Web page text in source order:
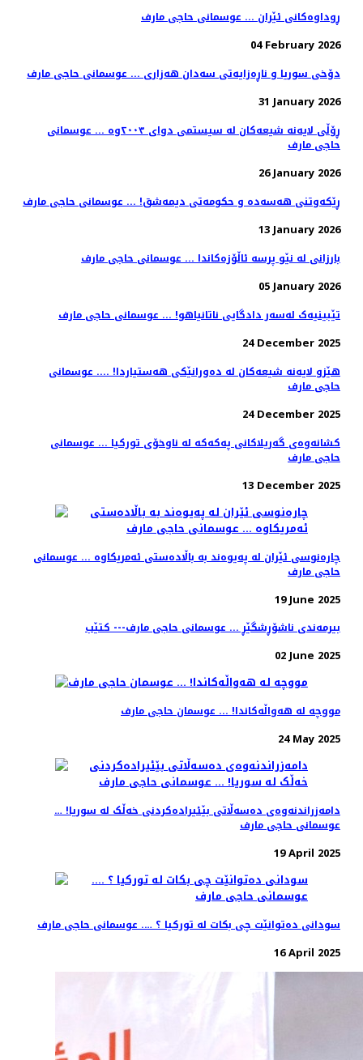
ڕوداوەکانی ئێران ... عوسمانی حاجی مارف
04 February 2026
دۆخی سوریا و ناڕەزایەتی سەدان هەزاری ... عوسمانی حاجی مارف
31 January 2026
ڕۆڵی لایەنە شیعەکان لە سیستمی دوای ٢٠٠٣وە ... عوسمانی
حاجی مارف
26 January 2026
ڕێکەوتنی هەسەدە و حکومەتی دیمەشق! ... عوسمانی حاجی مارف
13 January 2026
بارزانی لە نێو پرسە ئاڵۆزەکاندا ... عوسمانی حاجی مارف
05 January 2026
تێبینیەک لەسەر دادگایی ناتانیاهو! ... عوسمانی حاجی مارف
24 December 2025
هێزو لایەنە شیعەکان لە دەورانێکی هەستیاردا! .... عوسمانی
حاجی مارف
24 December 2025
کشانەوەی گەریلاکانی پەکەکە لە ناوخۆی تورکیا ... عوسمانی
حاجی مارف
13 December 2025
چارەنوسی ئێران لە پەیوەند بە باڵادەستی ئەمریکاوە ... عوسمانی
حاجی مارف
19 June 2025
بیرمەندی ناشۆڕشگێڕ ... عوسمانی حاجی مارف--- کتێب
02 June 2025
مووچە لە هەواڵەکاندا! ... عوسمان حاجی مارف
24 May 2025
دامەزراندنەوەی دەسەڵاتی بێئیرادەکردنی خەڵک لە سوریا! …
عوسمانی حاجی مارف
19 April 2025
سودانی دەتوانێت چی بکات لە تورکیا ؟ …. عوسمانی حاجی مارف
16 April 2025